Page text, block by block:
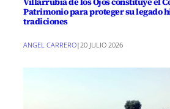
Patrimonio para proteger su legado
tradiciones
ANGEL CARRERO|20 JULIO 2026